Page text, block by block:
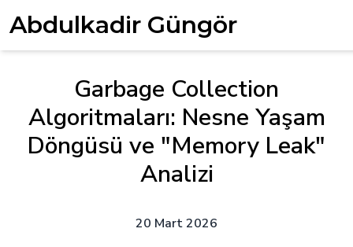
Abdulkadir Güngör
Garbage Collection
Algoritmaları: Nesne Yaşam
Döngüsü ve "Memory Leak"
Analizi
20 Mart 2026